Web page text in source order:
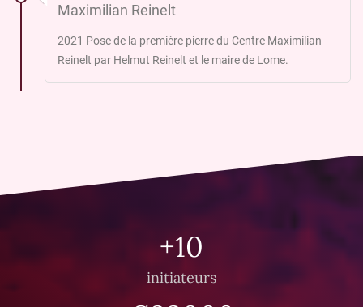
Maximilian Reinelt
2021 Pose de la première pierre du Centre Maximilian
Reinelt par Helmut Reinelt et le maire de Lome.
10
initiateurs